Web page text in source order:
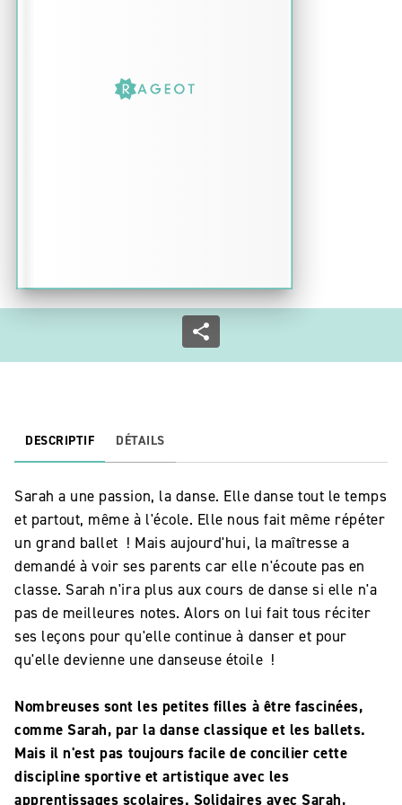
DESCRIPTIF DÉTAILS
Sarah a une passion, la danse. Elle danse tout le temps
et partout, même à l'école. Elle nous fait même répéter
un grand ballet ! Mais aujourd'hui, la maîtresse a
demandé à voir ses parents car elle n'écoute pas en
classe. Sarah n'ira plus aux cours de danse si elle n'a
pas de meilleures notes. Alors on lui fait tous réciter
ses leçons pour qu'elle continue à danser et pour
qu'elle devienne une danseuse étoile !
Nombreuses sont les petites filles à être fascinées,
comme Sarah, par la danse classique et les ballets.
Mais il n'est pas toujours facile de concilier cette
discipline sportive et artistique avec les
apprentissages scolaires. Solidaires avec Sarah,